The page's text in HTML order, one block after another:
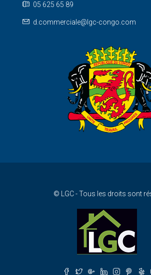
05 625 65 89
d.commerciale@lgc-congo.com
© LGC - Tous les droits sont